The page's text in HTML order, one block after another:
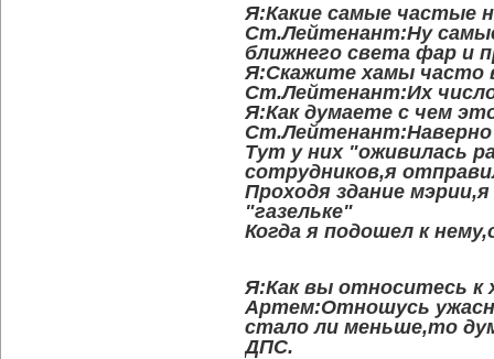
Я:Какие самые частые
Ст.Лейтенант:Ну
ближнего света фар и
Я:Скажите хамы часто
Ст.Лейтенант:Их
Я:Как думаете с чем
Тут у них "оживилась
сотрудников,я
Проходя здание
"газельке"
Когда я подошел к
Я:Как вы относитесь к
Артем:Отношусь
стало ли меньше,то
ДПС.